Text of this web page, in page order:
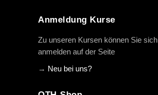
Anmeldung Kurse
Zu unseren Kursen können Sie sich
anmelden auf der Seite
→ Neu bei uns?